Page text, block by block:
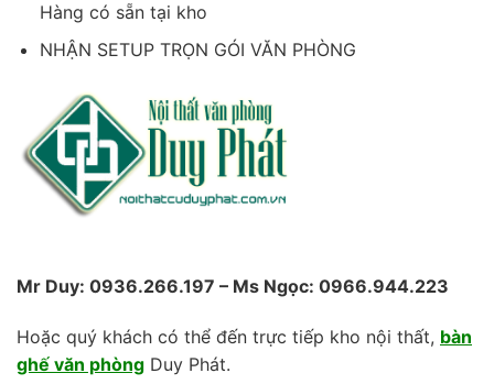
Hàng có sẵn tại kho
NHẬN SETUP TRỌN GÓI VĂN PHÒNG
Mr Duy: 0936.266.197 – Ms Ngọc: 0966.944.223
Hoặc quý khách có thể đến trực tiếp kho nội thất, bàn
ghế văn phòng Duy Phát.